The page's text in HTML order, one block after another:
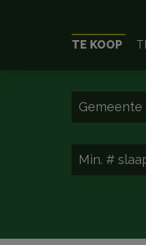
TE KOOP
Gemeente
Min. #